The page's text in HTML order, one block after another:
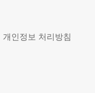
개인정보 처리방침